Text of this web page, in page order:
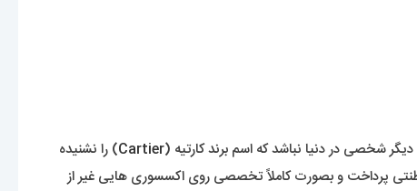
شخصی در دنیا نباشد که اسم برند کارتیه (Cartier) را نشنیده
به ساخت جواهرات سلطنتی پرداخت و بصورت کاملاً تخصصی روی اکسسوری هایی غیر از